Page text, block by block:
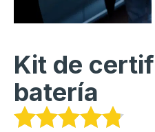
Kit de
batería